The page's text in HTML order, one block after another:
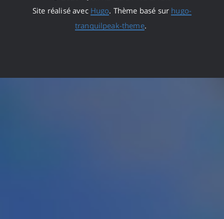
Site réalisé avec Hugo. Thème basé sur hugo-
tranquilpeak-theme.